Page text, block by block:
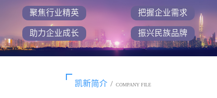
聚焦行业精英 把握企业需求
助力企业成长 振兴民族品牌
凯新简介 / COMPANY FILE